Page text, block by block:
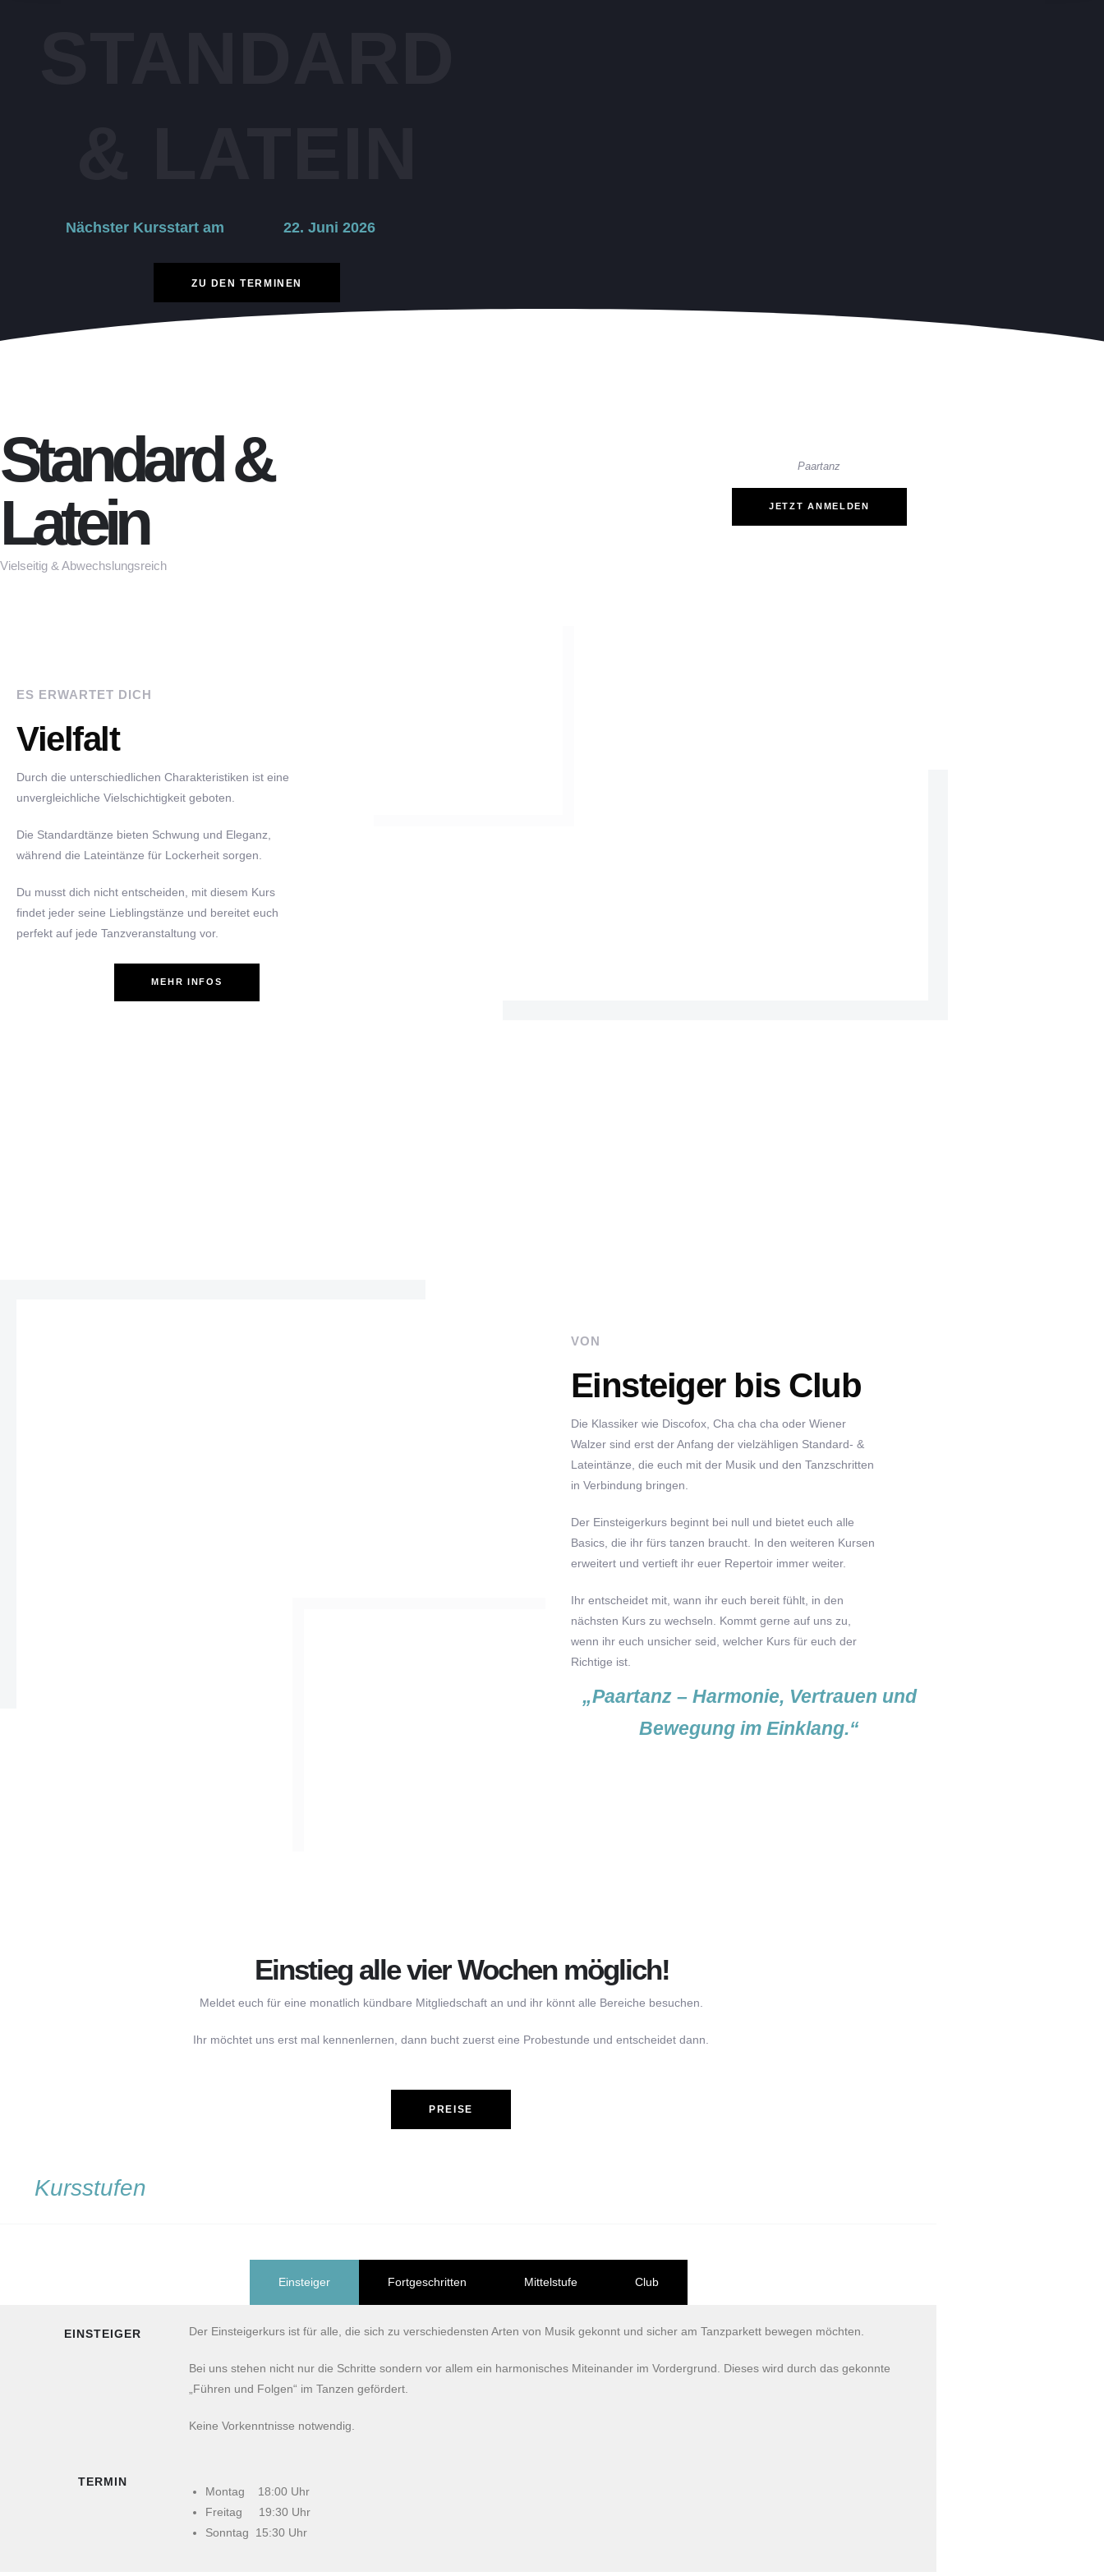
Nächster Kursstart am 22. Juni 2026
ZU DEN TERMINEN
Standard &
Latein
Vielseitig & Abwechslungsreich
JETZT ANMELDEN
Paartanz
ES ERWARTET DICH
Vielfalt
Durch die unterschiedlichen Charakteristiken ist eine
unvergleichliche Vielschichtigkeit geboten.
Die Standardtänze bieten Schwung und Eleganz,
während die Lateintänze für Lockerheit sorgen.
Du musst dich nicht entscheiden, mit diesem Kurs
findet jeder seine Lieblingstänze und bereitet euch
perfekt auf jede Tanzveranstaltung vor.
MEHR INFOS
VON
Einsteiger bis Club
Die Klassiker wie Discofox, Cha cha cha oder Wiener
Walzer sind erst der Anfang der vielzähligen Standard- &
Lateintänze, die euch mit der Musik und den Tanzschritten
in Verbindung bringen.
Der Einsteigerkurs beginnt bei null und bietet euch alle
Basics, die ihr fürs tanzen braucht. In den weiteren Kursen
erweitert und vertieft ihr euer Repertoir immer weiter.
Ihr entscheidet mit, wann ihr euch bereit fühlt, in den
nächsten Kurs zu wechseln. Kommt gerne auf uns zu,
wenn ihr euch unsicher seid, welcher Kurs für euch der
Richtige ist.
„Paartanz – Harmonie, Vertrauen und
Bewegung im Einklang.“
Einstieg alle vier Wochen möglich!
Meldet euch für eine monatlich kündbare Mitgliedschaft an und ihr könnt alle Bereiche besuchen.
Ihr möchtet uns erst mal kennenlernen, dann bucht zuerst eine Probestunde und entscheidet dann.
PREISE
Kursstufen
Einsteiger Fortgeschritten Mittelstufe Club
EINSTEIGER Der Einsteigerkurs ist für alle, die sich zu verschiedensten Arten von Musik gekonnt und sicher am Tanzparkett bewegen möchten.
Bei uns stehen nicht nur die Schritte sondern vor allem ein harmonisches Miteinander im Vordergrund. Dieses wird durch das gekonnte
„Führen und Folgen“ im Tanzen gefördert.
Keine Vorkenntnisse notwendig.
TERMIN
Montag 18:00 Uhr
Freitag 19:30 Uhr
Sonntag 15:30 Uhr